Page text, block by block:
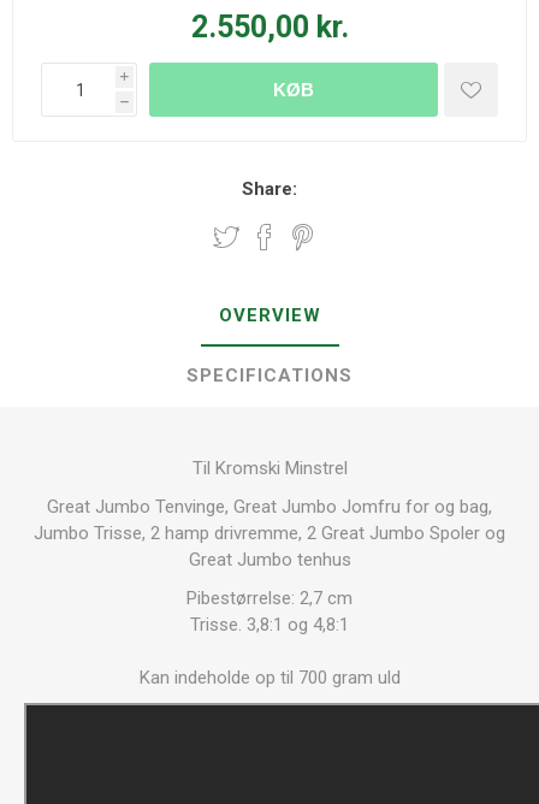
2.550,00 kr.
i
h
KØB
Share:
OVERVIEW
SPECIFICATIONS
Til Kromski Minstrel
Great Jumbo Tenvinge, Great Jumbo Jomfru for og bag,
Jumbo Trisse, 2 hamp drivremme, 2 Great Jumbo Spoler og
Great Jumbo tenhus
Pibestørrelse: 2,7 cm
Trisse. 3,8:1 og 4,8:1
Kan indeholde op til 700 gram uld